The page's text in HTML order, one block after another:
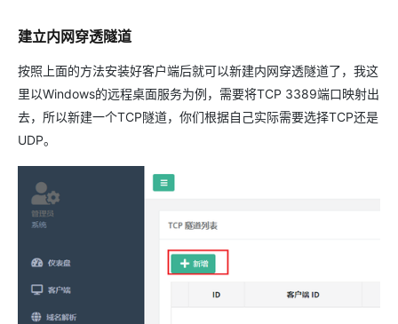
建立内网穿透隧道
按照上面的方法安装好客户端后就可以新建内网穿透隧道了，我这
里以Windows的远程桌面服务为例，需要将TCP 3389端口映射出
去，所以新建一个TCP隧道，你们根据自己实际需要选择TCP还是
UDP。